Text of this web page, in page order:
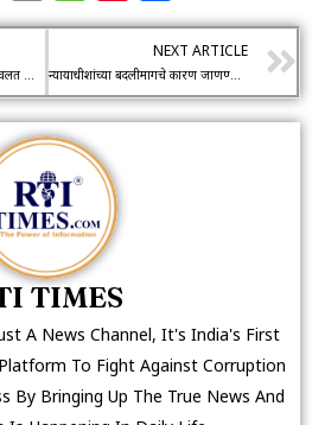
ज्येष्ठ नागरिकांना रेल्वे मध्ये प्रवास सवलत नाहीच… आरटीआय मधून झाले स्पष्ट
NEXT ARTICLE
न्यायाधीशांच्या बदलीमागचे कारण जाणण्याचा सर्वांना अधिकार
TIMES
A News Channel, It's India's First
To Fight Against Corruption
By Bringing Up The True News And